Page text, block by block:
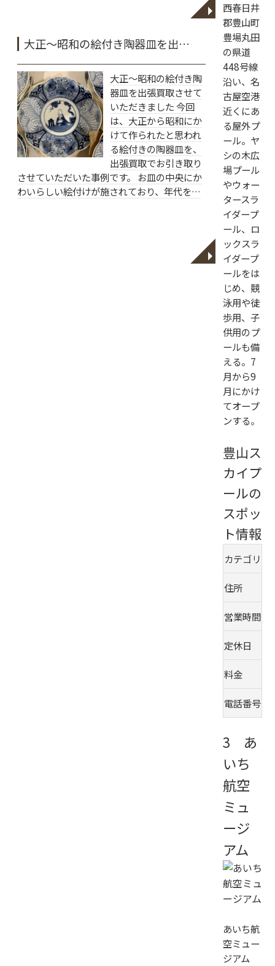
◥
大正〜昭和の絵付き陶器皿を出…
大正〜昭和の絵付き陶
器皿を出張買取させて
いただきました 今回
は、大正から昭和にか
けて作られたと思われ
る絵付きの陶器皿を、
出張買取でお引き取り
させていただいた事例です。 お皿の中央にか
わいらしい絵付けが施されており、年代を…
◥
西春日井
郡豊山町
豊場丸田
の県道
448号線
沿い、名
古屋空港
近くにあ
る屋外プ
ール。ヤ
シの木広
場プール
やウォー
タースラ
イダープ
ール、ロ
ックスラ
イダープ
ールをは
じめ、競
泳用や徒
歩用、子
供用のプ
ールも備
える。7
月から9
月にかけ
てオープ
ンする。
豊山ス
カイプ
ールの
スポッ
ト情報
カテゴリ
住所
営業時間
定休日
料金
電話番号
3 あ
いち
航空
ミュ
ージ
アム
あいち航
空ミュー
ジアム